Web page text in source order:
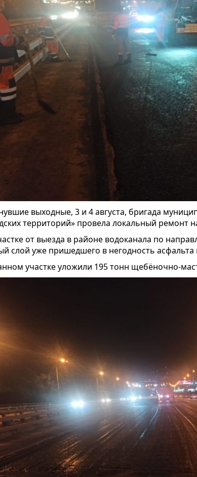
выходные, 3 и 4 августа, бригада
территорий» провела локальный ремонт
от выезда в районе водоканала по
слой уже пришедшего в негодность
участке уложили 195 тонн щебёночно-